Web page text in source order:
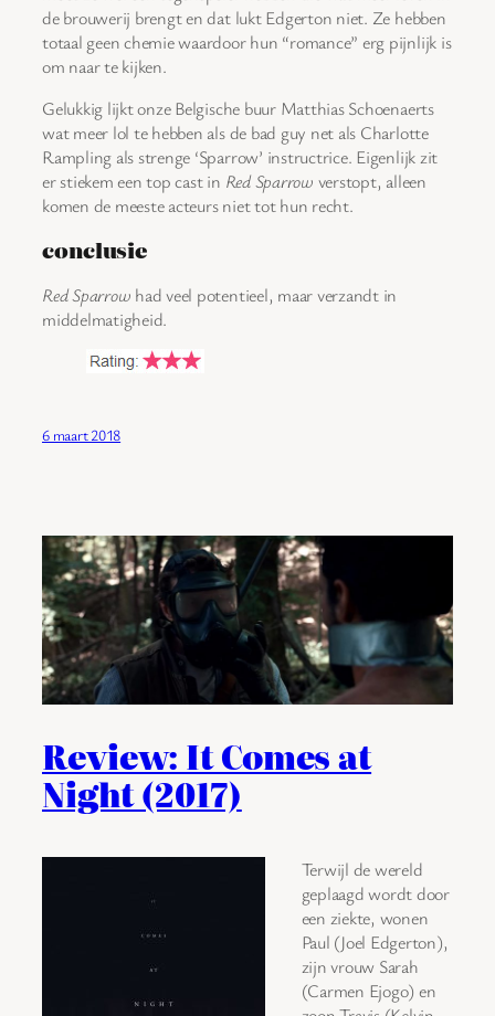
de brouwerij brengt en dat lukt Edgerton niet. Ze hebben
totaal geen chemie waardoor hun “romance” erg pijnlijk is
om naar te kijken.
Gelukkig lijkt onze Belgische buur Matthias Schoenaerts
wat meer lol te hebben als de bad guy net als Charlotte
Rampling als strenge ‘Sparrow’ instructrice. Eigenlijk zit
er stiekem een top cast in Red Sparrow verstopt, alleen
komen de meeste acteurs niet tot hun recht.
conclusie
Red Sparrow had veel potentieel, maar verzandt in
middelmatigheid.
6 maart 2018
Review: It Comes at
Night (2017)
Terwijl de wereld
geplaagd wordt door
een ziekte, wonen
Paul (Joel Edgerton),
zijn vrouw Sarah
(Carmen Ejogo) en